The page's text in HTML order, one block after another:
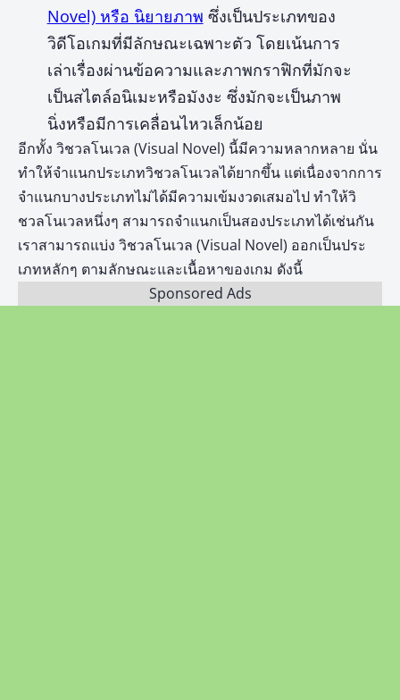
Novel) หรือ นิยายภาพ ซึ่งเป็นประเภทของ
วิดีโอเกมที่มีลักษณะเฉพาะตัว โดยเน้นการ
เล่าเรื่องผ่านข้อความและภาพกราฟิกที่มักจะ
เป็นสไตล์อนิเมะหรือมังงะ ซึ่งมักจะเป็นภาพ
นิ่งหรือมีการเคลื่อนไหวเล็กน้อย
อีกทั้ง วิชวลโนเวล (Visual Novel) นี้มีความหลากหลาย นั่น
ทำให้จำแนกประเภทวิชวลโนเวลได้ยากขึ้น แต่เนื่องจากการ
จำแนกบางประเภทไม่ได้มีความเข้มงวดเสมอไป ทำให้วิ
ชวลโนเวลหนึ่งๆ สามารถจำแนกเป็นสองประเภทได้เช่นกัน
เราสามารถแบ่ง วิชวลโนเวล (Visual Novel) ออกเป็นประ
เภทหลักๆ ตามลักษณะและเนื้อหาของเกม ดังนี้
Sponsored Ads